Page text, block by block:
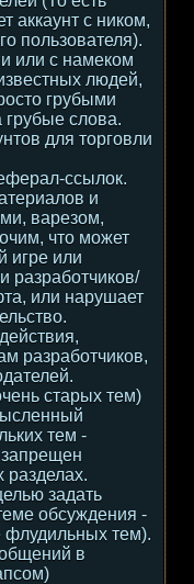
аккаунт с ником,
пользователя).
или с намеком
людей,
грубыми
слова.
для торговли
ссылок.
и
варезом,
что может
игре или
разработчиков/
или нарушает
разработчиков,
старых тем)
тем -
разделах.
задать
обсуждения -
флудильных тем).
в